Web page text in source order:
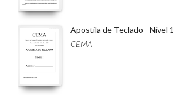
Apostila de Teclado - Nível 1
CEMA